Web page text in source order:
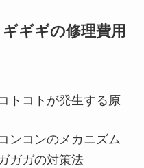
ギギの修理費用
トコトが発生する原
ンコンのメカニズム
ガガの対策法